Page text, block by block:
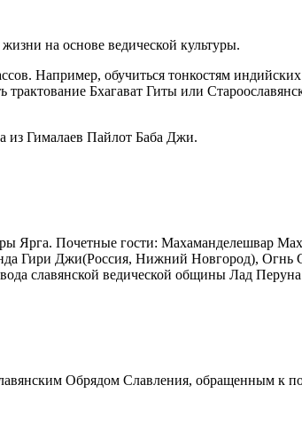
на основе ведической культуры.
Например, обучиться тонкостям
Бхагават Гиты или
из Гималаев Пайлот Баба Джи.
Ярга. Почетные гости: Махаманделешвар
Гири Джи(Россия, Нижний Новгород), Огнь
славянской ведической общины Лад
Обрядом Славления, обращенным к